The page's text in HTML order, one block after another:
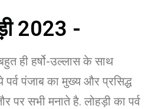
2023 -
ही हर्षो-उल्लास के साथ
पर्व पंजाब का मुख्य और प्रसिद्ध
पर सभी मनाते है. लोहड़ी का पर्व